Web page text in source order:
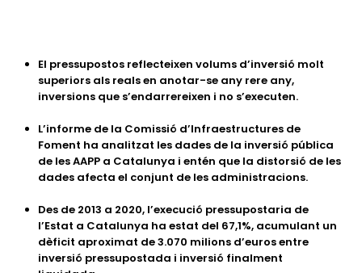
El pressupostos reflecteixen volums d’inversió molt
superiors als reals en anotar-se any rere any,
inversions que s’endarrereixen i no s’executen.
L’informe de la Comissió d’Infraestructures de
Foment ha analitzat les dades de la inversió pública
de les AAPP a Catalunya i entén que la distorsió de les
dades afecta el conjunt de les administracions.
Des de 2013 a 2020, l’execució pressupostaria de
l’Estat a Catalunya ha estat del 67,1%, acumulant un
dèficit aproximat de 3.070 milions d’euros entre
inversió pressupostada i inversió finalment